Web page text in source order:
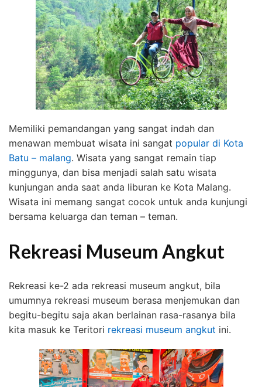
Memiliki pemandangan yang sangat indah dan
menawan membuat wisata ini sangat popular di Kota
Batu – malang. Wisata yang sangat remain tiap
minggunya, dan bisa menjadi salah satu wisata
kunjungan anda saat anda liburan ke Kota Malang.
Wisata ini memang sangat cocok untuk anda kunjungi
bersama keluarga dan teman – teman.
Rekreasi Museum Angkut
Rekreasi ke-2 ada rekreasi museum angkut, bila
umumnya rekreasi museum berasa menjemukan dan
begitu-begitu saja akan berlainan rasa-rasanya bila
kita masuk ke Teritori rekreasi museum angkut ini.